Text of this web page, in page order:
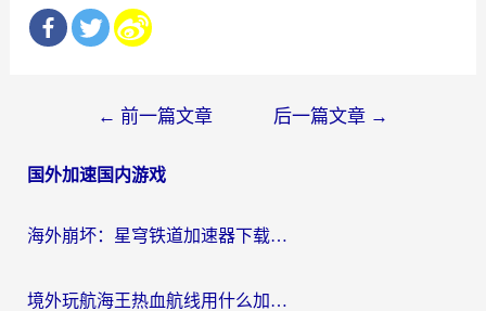
导
← 前一篇文章 后一篇文章 →
国外加速国内游戏
海外崩坏：星穹铁道加速器下载安装：一份给游子的终极网络指南
境外玩航海王热血航线用什么加速器？2026海外玩家实测最优方案（附欧洲问道堡垒前线加速技巧）